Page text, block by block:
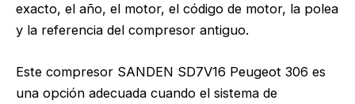
exacto, el año, el motor, el código de motor, la polea
y la referencia del compresor antiguo.
Este compresor SANDEN SD7V16 Peugeot 306 es
una opción adecuada cuando el sistema de